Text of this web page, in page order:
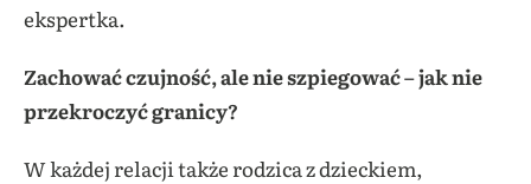
ekspertka.
Zachować czujność, ale nie szpiegować – jak nie
przekroczyć granicy?
W każdej relacji także rodzica z dzieckiem,